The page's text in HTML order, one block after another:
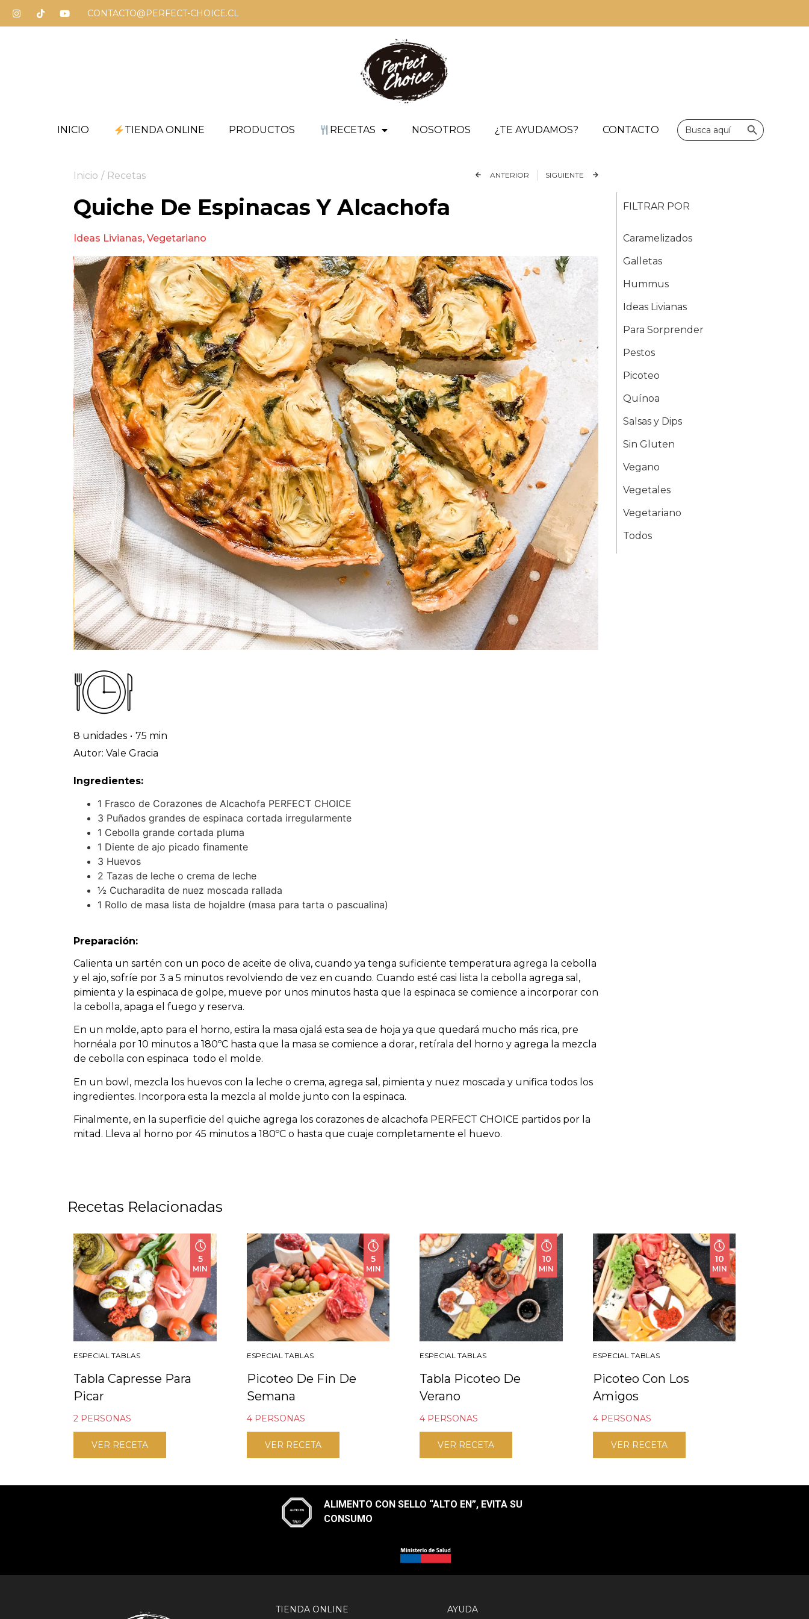
CONTACTO@PERFECT-CHOICE.CL
INICIO TIENDA ONLINE PRODUCTOS RECETAS NOSOTROS ¿TE AYUDAMOS? CONTACTO
Buscar: Botón de
Inicio / Recetas ANTERIOR SIGUIENTE
Quiche De Espinacas Y Alcachofa
Ideas Livianas, Vegetariano
8 unidades • 75 min
Autor: Vale Gracia
Ingredientes:
1 Frasco de Corazones de Alcachofa PERFECT CHOICE
3 Puñados grandes de espinaca cortada irregularmente
1 Cebolla grande cortada pluma
1 Diente de ajo picado finamente
3 Huevos
2 Tazas de leche o crema de leche
½ Cucharadita de nuez moscada rallada
1 Rollo de masa lista de hojaldre (masa para tarta o pascualina)
Preparación:
Calienta un sartén con un poco de aceite de oliva, cuando ya tenga suficiente temperatura agrega la cebolla
y el ajo, sofríe por 3 a 5 minutos revolviendo de vez en cuando. Cuando esté casi lista la cebolla agrega sal,
pimienta y la espinaca de golpe, mueve por unos minutos hasta que la espinaca se comience a incorporar con
la cebolla, apaga el fuego y reserva.
En un molde, apto para el horno, estira la masa ojalá esta sea de hoja ya que quedará mucho más rica, pre
hornéala por 10 minutos a 180ºC hasta que la masa se comience a dorar, retírala del horno y agrega la mezcla
de cebolla con espinaca todo el molde.
En un bowl, mezcla los huevos con la leche o crema, agrega sal, pimienta y nuez moscada y unifica todos los
ingredientes. Incorpora esta la mezcla al molde junto con la espinaca.
Finalmente, en la superficie del quiche agrega los corazones de alcachofa PERFECT CHOICE partidos por la
mitad. Lleva al horno por 45 minutos a 180ºC o hasta que cuaje completamente el huevo.
FILTRAR POR
Caramelizados
Galletas
Hummus
Ideas Livianas
Para Sorprender
Pestos
Picoteo
Quínoa
Salsas y Dips
Sin Gluten
Vegano
Vegetales
Vegetariano
Todos
Recetas Relacionadas
5
MIN
ESPECIAL TABLAS
Tabla Capresse Para
Picar
2 PERSONAS
VER RECETA
5
MIN
ESPECIAL TABLAS
Picoteo De Fin De
Semana
4 PERSONAS
VER RECETA
10
MIN
ESPECIAL TABLAS
Tabla Picoteo De
Verano
4 PERSONAS
VER RECETA
10
MIN
ESPECIAL TABLAS
Picoteo Con Los
Amigos
4 PERSONAS
VER RECETA
ALIMENTO CON SELLO “ALTO EN”, EVITA SU
CONSUMO​
TIENDA ONLINE AYUDA